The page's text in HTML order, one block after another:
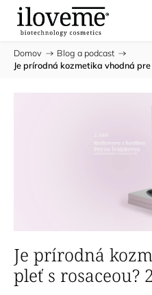
Domov / Blog a podcast /
Je prírodná kozmetika vhodná
Je prírodná
pleť s rosaceou?